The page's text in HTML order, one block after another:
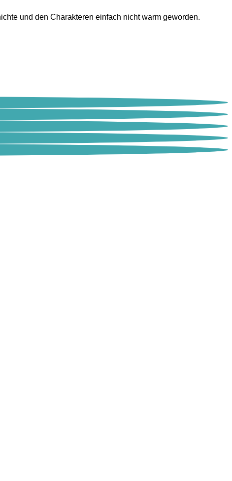
und den Charakteren einfach nicht warm geworden.